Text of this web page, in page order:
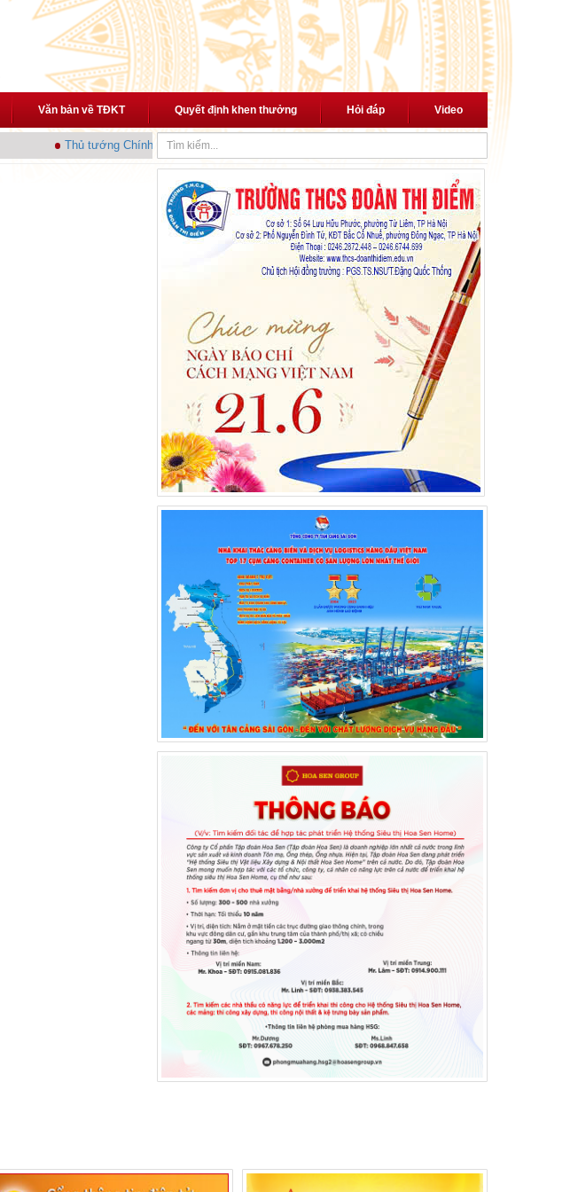
Văn bản về TĐKT Quyết định khen thưởng Hỏi đáp Video
Thủ tướng Chính phủ phát động "Phong trào đẩy mạnh chăm lo người có công với cách mạng"